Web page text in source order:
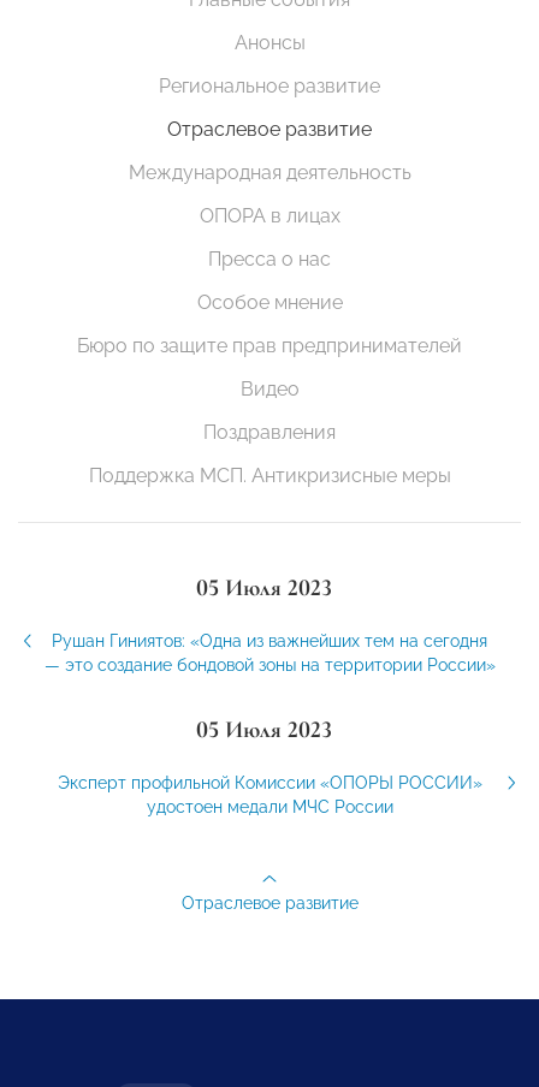
Анонсы
Региональное развитие
Отраслевое развитие
Международная деятельность
ОПОРА в лицах
Пресса о нас
Особое мнение
Бюро по защите прав предпринимателей
Видео
Поздравления
Поддержка МСП. Антикризисные меры
05 Июля 2023
Рушан Гиниятов: «Одна из важнейших тем на сегодня
— это создание бондовой зоны на территории России»
05 Июля 2023
Эксперт профильной Комиссии «ОПОРЫ РОССИИ»
удостоен медали МЧС России
Отраслевое развитие